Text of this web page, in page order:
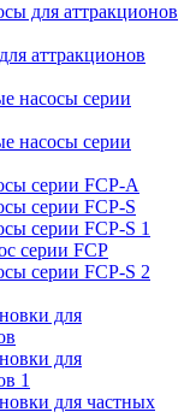
для аттракционов
аттракционов
насосы серии
насосы серии
серии FCP-A
серии FCP-S
серии FCP-S 1
серии FCP
серии FCP-S 2
для
для
1
для частных